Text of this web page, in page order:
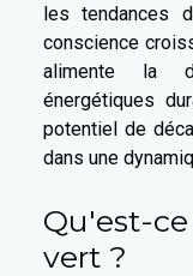
les tendances
conscience
alimente la
énergétiques
potentiel de
dans une
Qu'est-
vert ?